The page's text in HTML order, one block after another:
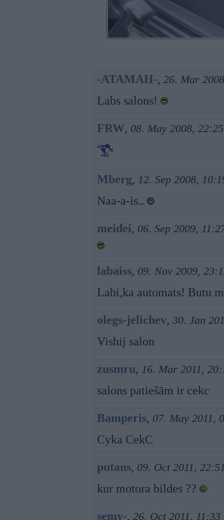
-ATAMAH-, 26. Mar
Labs salons!
FRW, 08. May 2008, 22:25
Mberg, 12. Sep 2008,
Naa-a-is..
meidei, 06. Sep 2009,
labaiss, 09. Nov 2009,
Labi,ka automats! Butu
olegs-jelichev, 30. Jan
Vishij salon
zusmru, 16. Mar 2011,
salons patiešām ir cekc
Bamperis, 07. May 2011,
Cyka CekC
putans, 09. Oct 2011,
kur motora bildes ??
semy-, 26. Oct 2011, 11:33